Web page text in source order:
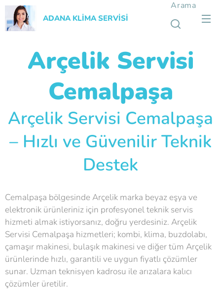
ADANA KLİMA SERVİSİ
Arama
Arçelik Servisi
Cemalpaşa
Arçelik Servisi Cemalpaşa
– Hızlı ve Güvenilir Teknik
Destek
Cemalpaşa bölgesinde Arçelik marka beyaz eşya ve
elektronik ürünleriniz için profesyonel teknik servis
hizmeti almak istiyorsanız, doğru yerdesiniz. Arçelik
Servisi Cemalpaşa hizmetleri; kombi, klima, buzdolabı,
çamaşır makinesi, bulaşık makinesi ve diğer tüm Arçelik
ürünlerinde hızlı, garantili ve uygun fiyatlı çözümler
sunar. Uzman teknisyen kadrosu ile arızalara kalıcı
çözümler üretilir.